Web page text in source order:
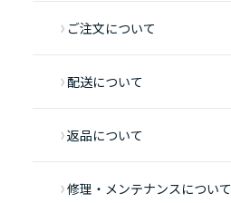
ご注文について
配送について
返品について
修理・メンテナンスについて